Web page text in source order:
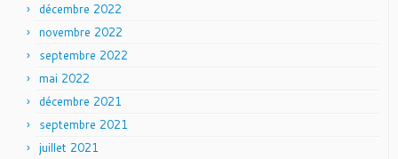
décembre 2022
novembre 2022
septembre 2022
mai 2022
décembre 2021
septembre 2021
juillet 2021